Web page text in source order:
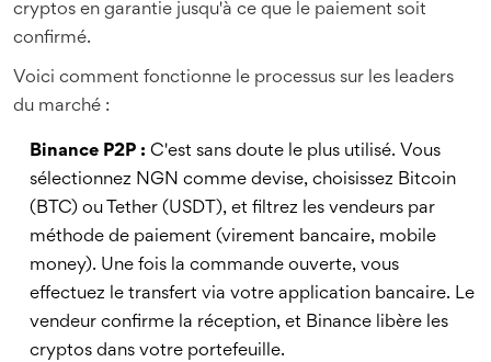
cryptos en garantie jusqu'à ce que le paiement soit
confirmé.
Voici comment fonctionne le processus sur les leaders
du marché :
Binance P2P : C'est sans doute le plus utilisé. Vous
sélectionnez NGN comme devise, choisissez Bitcoin
(BTC) ou Tether (USDT), et filtrez les vendeurs par
méthode de paiement (virement bancaire, mobile
money). Une fois la commande ouverte, vous
effectuez le transfert via votre application bancaire. Le
vendeur confirme la réception, et Binance libère les
cryptos dans votre portefeuille.